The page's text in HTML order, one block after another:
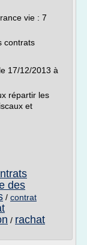
vie : 7
contrats
17/12/2013 à
répartir les
et
des
/ contrat
/ rachat